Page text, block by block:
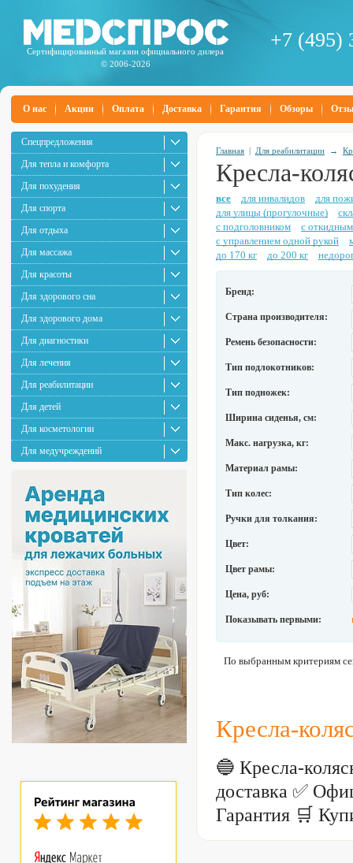
Сертифицированный магазин официального дилера
© 2006-2026
+7 (495)
О нас Акции Оплата Доставка Гарантия Обзоры
Спецпредложения
Для тепла и комфорта
Для похудения
Для спорта
Для отдыха
Для массажа
Для красоты
Для здорового сна
Для здорового дома
Для диагностики
Для лечения
Для реабилитации
Для детей
Для косметологии
Для медучреждений
Главная | Для реабилитации →
Кресла-
все для инвалидов
для
для улицы (прогулочные)
с подголовником
с
с управлением одной рукой
до 170 кг
до 200 кг
Бренд:
Страна производителя:
Ремень безопасности:
Тип подлокотников:
Тип подножек:
Ширина сиденья, см:
Макс. нагрузка, кг:
Материал рамы:
Тип колес:
Ручки для толкания:
Цвет:
Цвет рамы:
Цена, руб:
Показывать первыми:
По выбранным критериям
Кресла-
🔵 Кресла-
доставка ✅
Гарантия 🛒